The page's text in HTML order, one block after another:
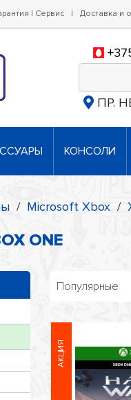
| Сервис | Доставка и
ПР.
КОНСОЛИ
/ Microsoft Xbox /
ONE
Популярные
АКЦИЯ